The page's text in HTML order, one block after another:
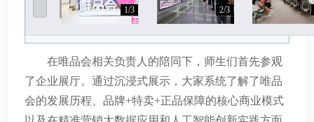
1/3 2/3
在唯品会相关负责人的陪同下，师生们首先参观
了企业展厅。通过沉浸式展示，大家系统了解了唯品
会的发展历程、品牌+特卖+正品保障的核心商业模式